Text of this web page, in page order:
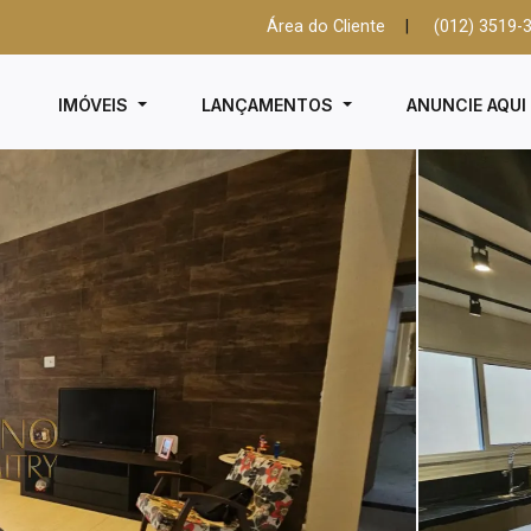
Área do Cliente (012) 3519-
IMÓVEIS LANÇAMENTOS ANUNCIE AQUI